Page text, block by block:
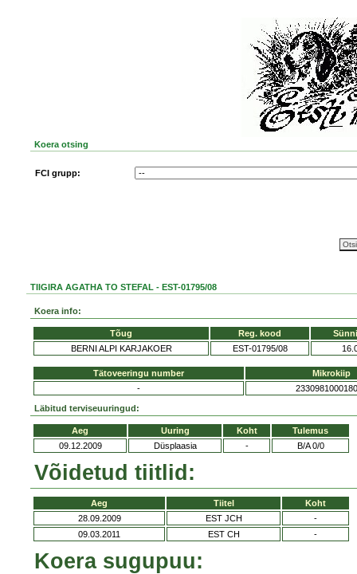
Koera otsing
FCI grupp:
TIIGIRA AGATHA TO STEFAL - EST-01795/08
Koera info:
Tõug Reg. kood
BERNI ALPI KARJAKOER
EST-01795/08
Tätoveeringu number
Mikrokiip
-
Läbitud terviseuuringud:
Aeg Uuring Koht
Tulemus
09.12.2009
Düsplaasia - B/A 0/0
Võidetud tiitlid:
Aeg Tiitel
Koht
28.09.2009
EST JCH
-
09.03.2011
EST CH -
Koera sugupuu: